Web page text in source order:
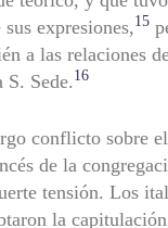
expresiones,15
a las relaciones
Sede. 16
conflicto sobre
de la
tensión. Los
la